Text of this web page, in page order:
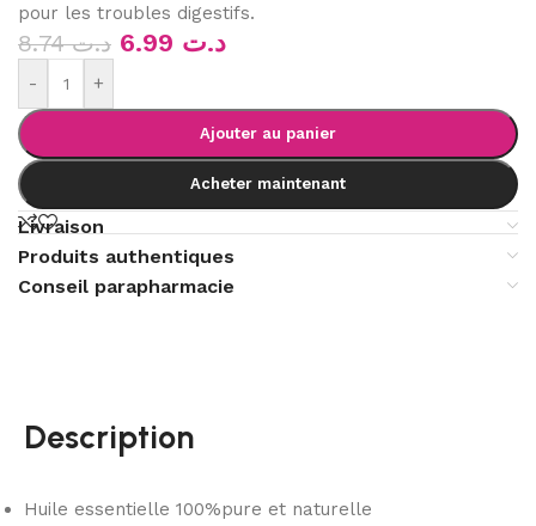
pour les troubles digestifs.
د.ت8.74 د.ت
- +
Ajouter au panier
Acheter maintenant
Livraison
Produits authentiques
Conseil parapharmacie
Description
Huile essentielle 100%pure et naturelle